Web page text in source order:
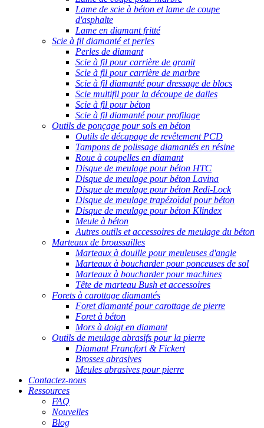
Lame de scie à béton et lame de coupe
d'asphalte
Lame en diamant fritté
Scie à fil diamanté et perles
Perles de diamant
Scie à fil pour carrière de granit
Scie à fil pour carrière de marbre
Scie à fil diamanté pour dressage de blocs
Scie multifil pour la découpe de dalles
Scie à fil pour béton
Scie à fil diamanté pour profilage
Outils de ponçage pour sols en béton
Outils de décapage de revêtement PCD
Tampons de polissage diamantés en résine
Roue à coupelles en diamant
Disque de meulage pour béton HTC
Disque de meulage pour béton Lavina
Disque de meulage pour béton Redi-Lock
Disque de meulage trapézoïdal pour béton
Disque de meulage pour béton Klindex
Meule à béton
Autres outils et accessoires de meulage du béton
Marteaux de broussailles
Marteaux à douille pour meuleuses d'angle
Marteaux à boucharder pour ponceuses de sol
Marteaux à boucharder pour machines
Tête de marteau Bush et accessoires
Forets à carottage diamantés
Foret diamanté pour carottage de pierre
Foret à béton
Mors à doigt en diamant
Outils de meulage abrasifs pour la pierre
Diamant Francfort & Fickert
Brosses abrasives
Meules abrasives pour pierre
Contactez-nous
Ressources
FAQ
Nouvelles
Blog